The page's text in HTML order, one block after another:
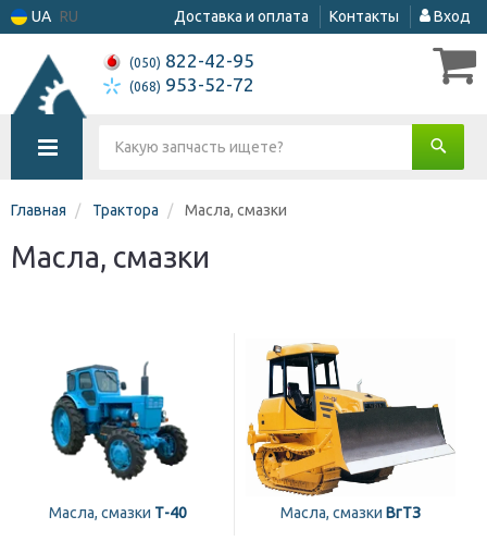
UA RU Доставка и оплата Контакты Вход
(050) 822-42-95
(068) 953-52-72
Главная Трактора Масла, смазки
Масла, смазки
Масла, смазки Т-40 Масла, смазки ВгТЗ